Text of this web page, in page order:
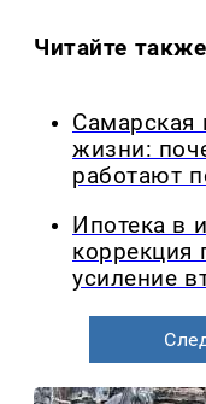
Читайте
Самарская
жизни:
работают
Ипотека в
коррекция
усиление